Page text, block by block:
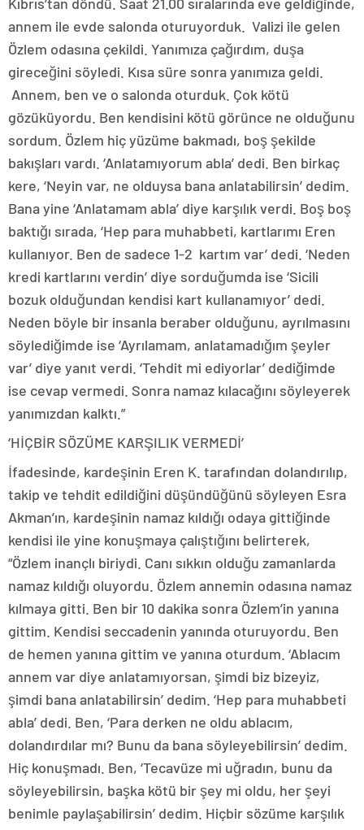
annem ile evde salonda oturuyorduk. Valizi ile gelen
Özlem odasına çekildi. Yanımıza çağırdım, duşa
gireceğini söyledi. Kısa süre sonra yanımıza geldi.
Annem, ben ve o salonda oturduk. Çok kötü
gözüküyordu. Ben kendisini kötü görünce ne olduğunu
sordum. Özlem hiç yüzüme bakmadı, boş şekilde
bakışları vardı. ‘Anlatamıyorum abla’ dedi. Ben birkaç
kere, ‘Neyin var, ne olduysa bana anlatabilirsin’ dedim.
Bana yine ‘Anlatamam abla’ diye karşılık verdi. Boş boş
baktığı sırada, ‘Hep para muhabbeti, kartlarımı Eren
kullanıyor. Ben de sadece 1-2 kartım var’ dedi. ‘Neden
kredi kartlarını verdin’ diye sorduğumda ise ‘Sicili
bozuk olduğundan kendisi kart kullanamıyor’ dedi.
Neden böyle bir insanla beraber olduğunu, ayrılmasını
söylediğimde ise ‘Ayrılamam, anlatamadığım şeyler
var’ diye yanıt verdi. ‘Tehdit mi ediyorlar’ dediğimde
ise cevap vermedi. Sonra namaz kılacağını söyleyerek
yanımızdan kalktı.”
‘HİÇBİR SÖZÜME KARŞILIK VERMEDİ’
İfadesinde, kardeşinin Eren K. tarafından dolandırılıp,
takip ve tehdit edildiğini düşündüğünü söyleyen Esra
Akman’ın, kardeşinin namaz kıldığı odaya gittiğinde
kendisi ile yine konuşmaya çalıştığını belirterek,
“Özlem inançlı biriydi. Canı sıkkın olduğu zamanlarda
namaz kıldığı oluyordu. Özlem annemin odasına namaz
kılmaya gitti. Ben bir 10 dakika sonra Özlem’in yanına
gittim. Kendisi seccadenin yanında oturuyordu. Ben
de hemen yanına gittim ve yanına oturdum. ‘Ablacım
annem var diye anlatamıyorsan, şimdi biz bizeyiz,
şimdi bana anlatabilirsin’ dedim. ‘Hep para muhabbeti
abla’ dedi. Ben, ‘Para derken ne oldu ablacım,
dolandırdılar mı? Bunu da bana söyleyebilirsin’ dedim.
Hiç konuşmadı. Ben, ‘Tecavüze mi uğradın, bunu da
söyleyebilirsin, başka kötü bir şey mi oldu, her şeyi
benimle paylaşabilirsin’ dedim. Hiçbir sözüme karşılık